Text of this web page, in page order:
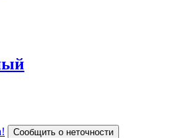
Сообщить о неточности